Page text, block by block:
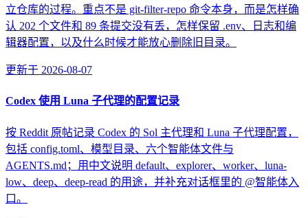
立仓库的过程。重点不是 git-filter-repo 命令本身，而是怎样确
认 202 个文件和 89 条提交没有丢，怎样保留 .env、日志和编
辑器配置，以及什么时候才能放心删除旧目录。
更新于 2026-08-07
Codex 使用 Luna 子代理的配置记录
按 Reddit 原帖记录 Codex 的 Sol 主代理和 Luna 子代理配置，
包括 config.toml、模型目录、六个智能体文件与
AGENTS.md；用中文说明 default、explorer、worker、luna-
low、deep、deep-read 的用途，并补充对话框里的 @智能体入
口。